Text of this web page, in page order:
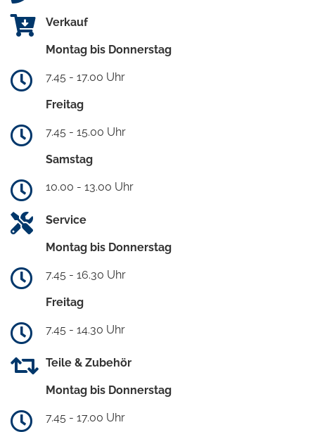
Verkauf
Montag bis Donnerstag
7.45 - 17.00 Uhr
Freitag
7.45 - 15.00 Uhr
Samstag
10.00 - 13.00 Uhr
Service
Montag bis Donnerstag
7.45 - 16.30 Uhr
Freitag
7.45 - 14.30 Uhr
Teile & Zubehör
Montag bis Donnerstag
7.45 - 17.00 Uhr